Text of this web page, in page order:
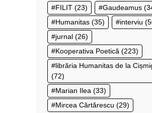
FILIT (23) Gaudeamus
Humanitas (35) interviu
jurnal (26)
Kooperativa Poetică (223)
librăria Humanitas de la
(72)
Marian Ilea (33)
Mircea Cărtărescu (29)